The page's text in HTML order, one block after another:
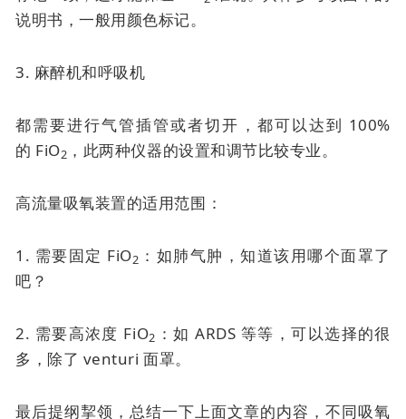
说明书，一般用颜色标记。
3. 麻醉机和呼吸机
都需要进行气管插管或者切开，都可以达到 100%
的 FiO2 ，此两种仪器的设置和调节比较专业。
高流量吸氧装置的适用范围：
1. 需要固定 FiO2 ：如肺气肿，知道该用哪个面罩了
吧？
2. 需要高浓度 FiO2 ：如 ARDS 等等，可以选择的很
多，除了 venturi 面罩。
最后提纲挈领，总结一下上面文章的内容，不同吸氧